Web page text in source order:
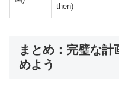
then)
まとめ：完璧な
めよう